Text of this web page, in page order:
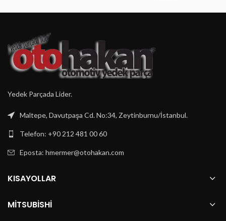
Yedek Parçada Lider.
Maltepe, Davutpaşa Cd. No:34, Zeytinburnu/İstanbul.
Telefon: +90 212 481 00 60
Eposta: hmermer@otohakan.com
KISAYOLLAR
MITSUBISHI